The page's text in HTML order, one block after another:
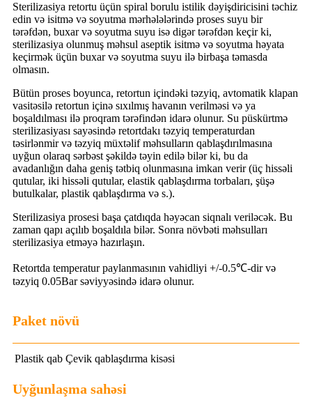
Sterilizasiya retortu üçün spiral borulu istilik dəyişdiricisini təchiz
edin və isitmə və soyutma mərhələlərində proses suyu bir
tərəfdən, buxar və soyutma suyu isə digər tərəfdən keçir ki,
sterilizasiya olunmuş məhsul aseptik isitmə və soyutma həyata
keçirmək üçün buxar və soyutma suyu ilə birbaşa təmasda
olmasın.
Bütün proses boyunca, retortun içindəki təzyiq, avtomatik klapan
vasitəsilə retortun içinə sıxılmış havanın verilməsi və ya
boşaldılması ilə proqram tərəfindən idarə olunur. Su püskürtmə
sterilizasiyası sayəsində retortdakı təzyiq temperaturdan
təsirlənmir və təzyiq müxtəlif məhsulların qablaşdırılmasına
uyğun olaraq sərbəst şəkildə təyin edilə bilər ki, bu da
avadanlığın daha geniş tətbiq olunmasına imkan verir (üç hissəli
qutular, iki hissəli qutular, elastik qablaşdırma torbaları, şüşə
butulkalar, plastik qablaşdırma və s.).
Sterilizasiya prosesi başa çatdıqda həyəcan siqnalı veriləcək. Bu
zaman qapı açılıb boşaldıla bilər. Sonra növbəti məhsulları
sterilizasiya etməyə hazırlaşın.
Retortda temperatur paylanmasının vahidliyi +/-0.5℃-dir və
təzyiq 0.05Bar səviyyəsində idarə olunur.
Paket növü
Plastik qab Çevik qablaşdırma kisəsi
Uyğunlaşma sahəsi